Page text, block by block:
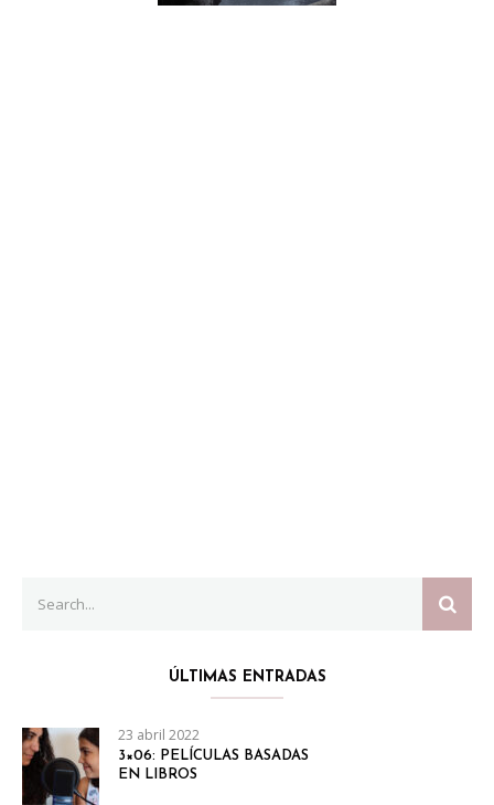
for:
ÚLTIMAS ENTRADAS
23 abril 2022
3×06: PELÍCULAS BASADAS
EN LIBROS